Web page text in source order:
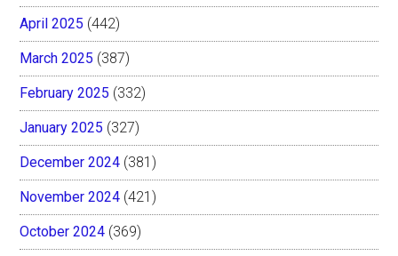
April 2025 (442)
March 2025 (387)
February 2025 (332)
January 2025 (327)
December 2024 (381)
November 2024 (421)
October 2024 (369)